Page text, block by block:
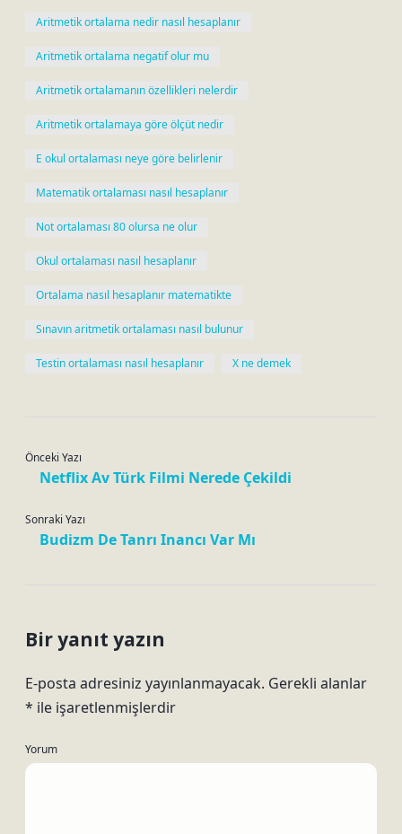
Aritmetik ortalama nedir nasıl hesaplanır
Aritmetik ortalama negatif olur mu
Aritmetik ortalamanın özellikleri nelerdir
Aritmetik ortalamaya göre ölçüt nedir
E okul ortalaması neye göre belirlenir
Matematik ortalaması nasıl hesaplanır
Not ortalaması 80 olursa ne olur
Okul ortalaması nasıl hesaplanır
Ortalama nasıl hesaplanır matematikte
Sınavın aritmetik ortalaması nasıl bulunur
Testin ortalaması nasıl hesaplanır X ne demek
Önceki Yazı
Netflix Av Türk Filmi Nerede Çekildi
Sonraki Yazı
Budizm De Tanrı Inancı Var Mı
Bir yanıt yazın
E-posta adresiniz yayınlanmayacak. Gerekli alanlar
* ile işaretlenmişlerdir
Yorum